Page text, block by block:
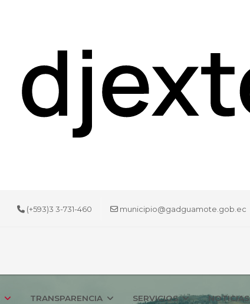
(+593)3 3-731-460 municipio@gadguamote.gob.ec
TRANSPARENCIA SERVICIOS NOTICIAS